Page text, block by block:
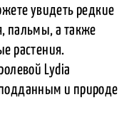
увидеть редкие
пальмы, а также
растения.
Lydia
и природе